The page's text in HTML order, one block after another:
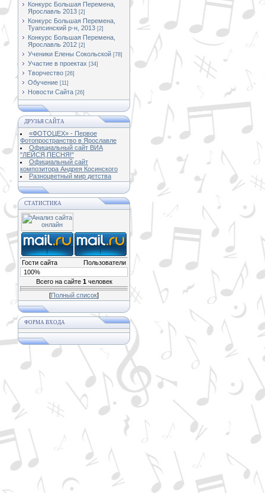
Конкурс Большая Перемена,
Ярославль 2013 [2]
Конкурс Большая Перемена,
Туапсинский р-н, 2013 [2]
Конкурс Большая Перемена,
Ярославль 2012 [2]
Ученики Елены Сокольской [78]
Участие в проектах [34]
Творчество [26]
Обучение [11]
Новости Сайта [26]
ДРУЗЬЯ САЙТА
«ФОТОЦЕХ» - Первое
Фотопространство в Ярославле
Официальный сайт ВИА
"ЛЕЙСЯ,ПЕСНЯ!"
Официальный сайт
композитора Андрея Косинского
Разноцветный мир детства
СТАТИСТИКА
Гости сайта
Пользователи
100%
Всего на сайте 1человек
[Полный список]
ФОРМА ВХОДА